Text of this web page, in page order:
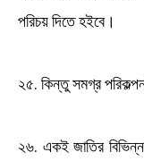
পরিচয় দিতে হইবে।
২৫. কিন্তু সমগ্র
২৬. একই জাতির